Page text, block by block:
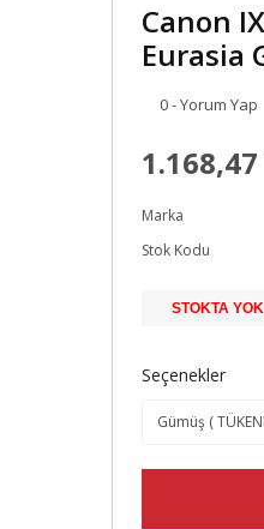
Canon
Eurasia
0 - Yorum Yap
Marka
Stok Kodu
STOKTA YOK
Seçenekler